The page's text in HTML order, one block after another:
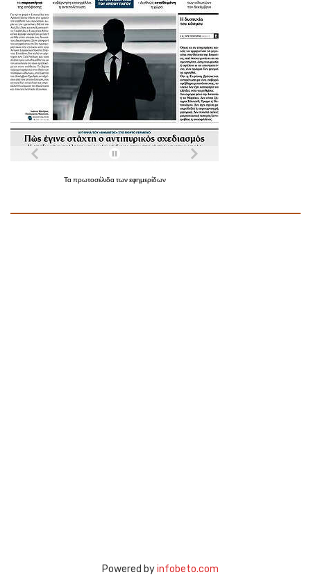
Ταπρωτοσέλιδατωνεφημερίδων
Powered byinfobeto.com